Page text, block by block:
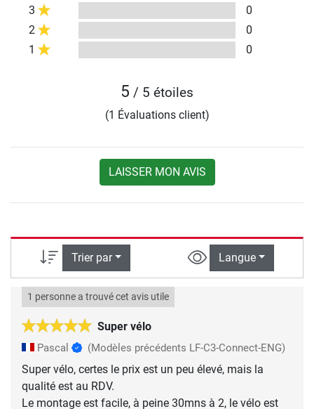
3
0
2
0
1
0
5 / 5 étoiles
(1 Évaluations client)
LAISSER MON AVIS
Trier par Langue
Super vélo
1 personne a trouvé cet avis utile
Pascal (Modèles précédents LF-C3-Connect-ENG)
Super vélo, certes le prix est un peu élevé, mais la
qualité est au RDV.
Le montage est facile, à peine 30mns à 2, le vélo est